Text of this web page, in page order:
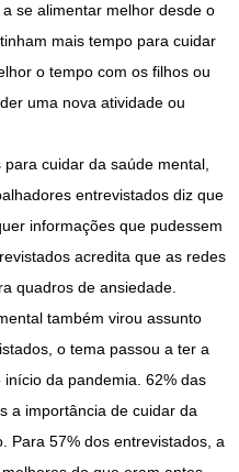
se alimentar melhor desde o
mais tempo para cuidar
o tempo com os filhos ou
uma nova atividade ou
cuidar da saúde mental,
entrevistados diz que
informações que pudessem
acredita que as redes
quadros de ansiedade.
também virou assunto
o tema passou a ter a
da pandemia. 62% das
a importância de cuidar da
Para 57% dos entrevistados, a